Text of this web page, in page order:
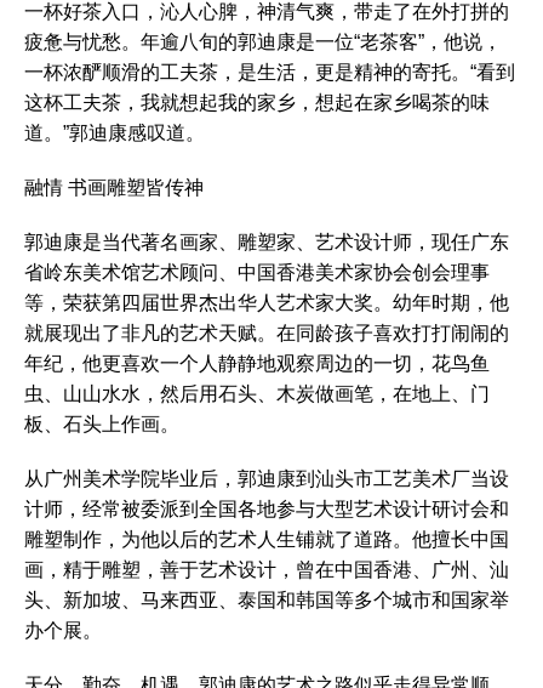
一杯好茶入口，沁人心脾，神清气爽，带走了在外打拼的
疲惫与忧愁。年逾八旬的郭迪康是一位“老茶客”，他说，
一杯浓酽顺滑的工夫茶，是生活，更是精神的寄托。“看到
这杯工夫茶，我就想起我的家乡，想起在家乡喝茶的味
道。”郭迪康感叹道。
融情 书画雕塑皆传神
郭迪康是当代著名画家、雕塑家、艺术设计师，现任广东
省岭东美术馆艺术顾问、中国香港美术家协会创会理事
等，荣获第四届世界杰出华人艺术家大奖。幼年时期，他
就展现出了非凡的艺术天赋。在同龄孩子喜欢打打闹闹的
年纪，他更喜欢一个人静静地观察周边的一切，花鸟鱼
虫、山山水水，然后用石头、木炭做画笔，在地上、门
板、石头上作画。
从广州美术学院毕业后，郭迪康到汕头市工艺美术厂当设
计师，经常被委派到全国各地参与大型艺术设计研讨会和
雕塑制作，为他以后的艺术人生铺就了道路。他擅长中国
画，精于雕塑，善于艺术设计，曾在中国香港、广州、汕
头、新加坡、马来西亚、泰国和韩国等多个城市和国家举
办个展。